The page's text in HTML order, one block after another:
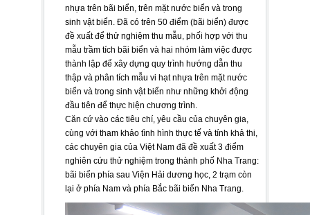
nhựa trên bãi biển, trên mặt nước biển và trong
sinh vật biển. Đã có trên 50 điểm (bãi biển) được
đề xuất để thử nghiệm thu mẫu, phối hợp với thu
mẫu trầm tích bãi biển và hai nhóm làm việc được
thành lập để xây dựng quy trình hướng dẫn thu
thập và phân tích mẫu vi hạt nhựa trên mặt nước
biển và trong sinh vật biển như những khởi động
đầu tiên để thực hiện chương trình.
Căn cứ vào các tiêu chí, yêu cầu của chuyên gia,
cùng với tham khảo tình hình thực tế và tính khả thi,
các chuyên gia của Việt Nam đã đề xuất 3 điểm
nghiên cứu thử nghiệm trong thành phố Nha Trang:
bãi biển phía sau Viện Hải dương học, 2 trạm còn
lại ở phía Nam và phía Bắc bãi biển Nha Trang.